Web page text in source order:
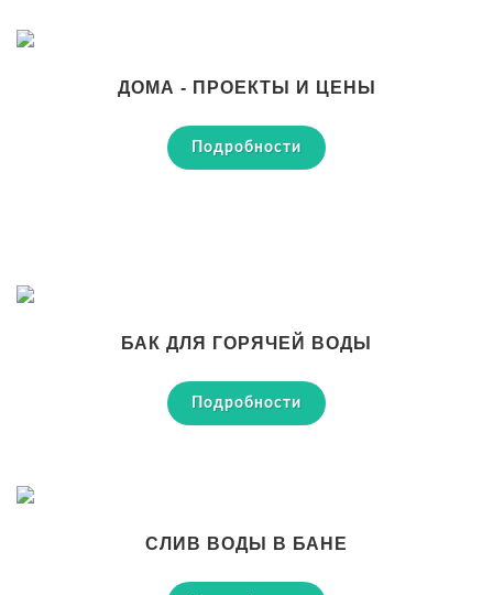
ДОМА - ПРОЕКТЫ И ЦЕНЫ
Подробности
БАК ДЛЯ ГОРЯЧЕЙ ВОДЫ
Подробности
СЛИВ ВОДЫ В БАНЕ